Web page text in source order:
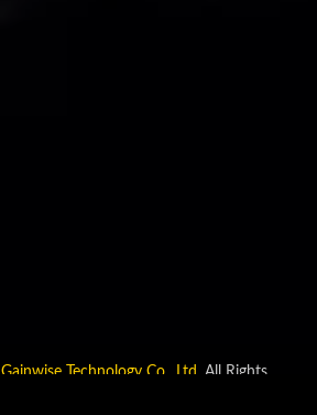
Gainwise Technology Co., Ltd.
All Rights